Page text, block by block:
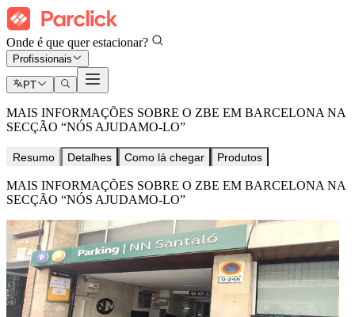
Onde é que quer estacionar?
Profissionais
PT
MAIS INFORMAÇÕES SOBRE O ZBE EM BARCELONA NA
SECÇÃO “NÓS AJUDAMO-LO”
Resumo Detalhes Como lá chegar Produtos
MAIS INFORMAÇÕES SOBRE O ZBE EM BARCELONA NA
SECÇÃO “NÓS AJUDAMO-LO”